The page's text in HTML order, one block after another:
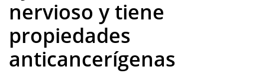
nervioso y tiene
propiedades
anticancerígenas